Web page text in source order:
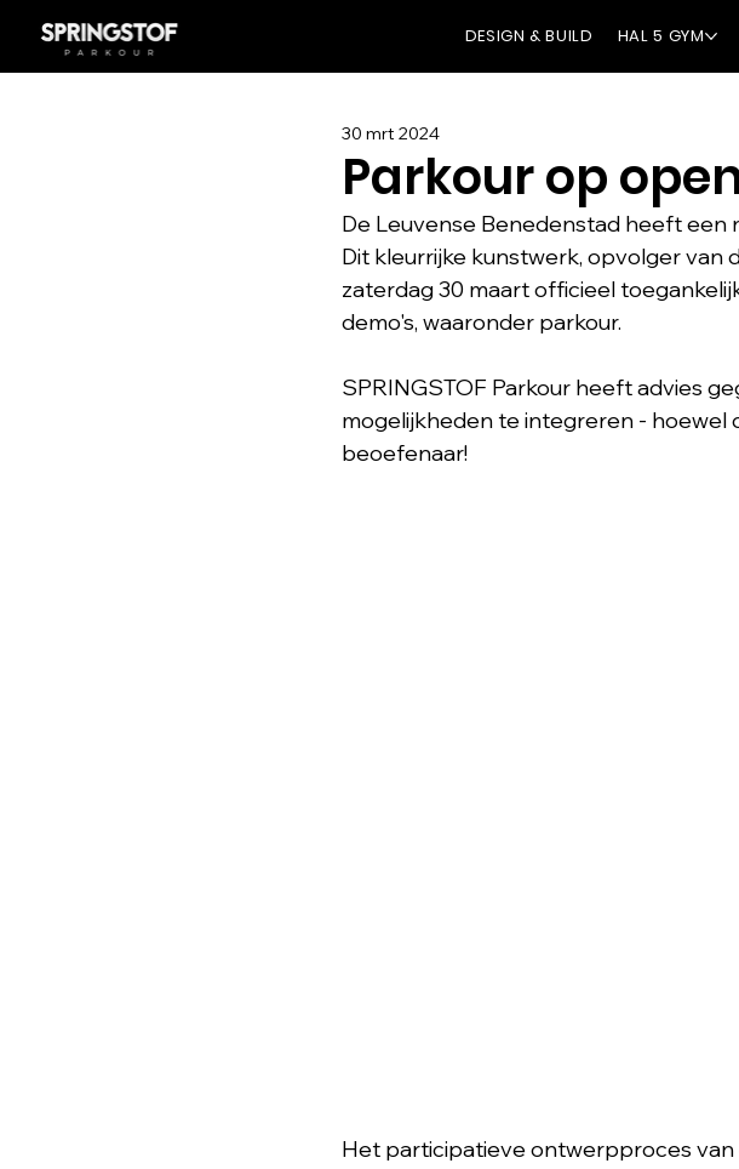
DESIGN & BUILD HAL 5 GYM
Parkour op
30 mrt 2024
De Leuvense Benedenstad heeft een
Dit kleurrijke kunstwerk, opvolger van
zaterdag 30 maart officieel
demo's, waaronder parkour.
SPRINGSTOF Parkour heeft advies
mogelijkheden te integreren - hoewel
beoefenaar!
Het participatieve ontwerpproces